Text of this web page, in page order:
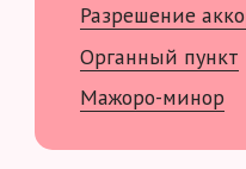
Разрешение
Органный пункт
Мажоро-минор